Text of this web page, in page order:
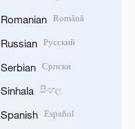
Romanian Română
Russian Русский
Serbian Српски
Sinhala සිංහල
Spanish Español